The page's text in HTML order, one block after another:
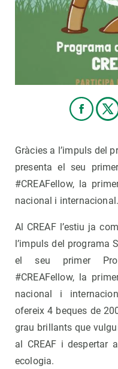
Gràcies a l’impuls del
presenta el seu
#CREAFellow, la
nacional i internacional.
Al CREAF l’estiu ja
l’impuls del programa
el seu primer
#CREAFellow, la
nacional i
ofereix 4 beques de
grau brillants que
al CREAF i despertar
ecologia.